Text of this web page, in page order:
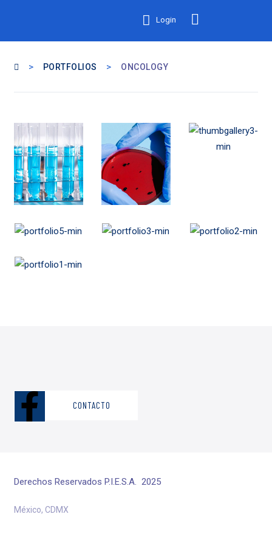
Login
> PORTFOLIOS > ONCOLOGY
CONTACTO
Derechos Reservados P.I.E.S.A. 2025
México, CDMX